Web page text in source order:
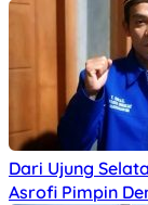
Dari Ujung
Asrofi Pimpin